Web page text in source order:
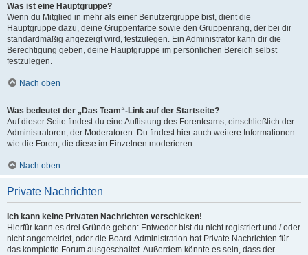
Was ist eine Hauptgruppe?
Wenn du Mitglied in mehr als einer Benutzergruppe bist, dient die
Hauptgruppe dazu, deine Gruppenfarbe sowie den Gruppenrang, der bei dir
standardmäßig angezeigt wird, festzulegen. Ein Administrator kann dir die
Berechtigung geben, deine Hauptgruppe im persönlichen Bereich selbst
festzulegen.
Nach oben
Was bedeutet der „Das Team“-Link auf der Startseite?
Auf dieser Seite findest du eine Auflistung des Forenteams, einschließlich der
Administratoren, der Moderatoren. Du findest hier auch weitere Informationen
wie die Foren, die diese im Einzelnen moderieren.
Nach oben
Private Nachrichten
Ich kann keine Privaten Nachrichten verschicken!
Hierfür kann es drei Gründe geben: Entweder bist du nicht registriert und / oder
nicht angemeldet, oder die Board-Administration hat Private Nachrichten für
das komplette Forum ausgeschaltet. Außerdem könnte es sein, dass der